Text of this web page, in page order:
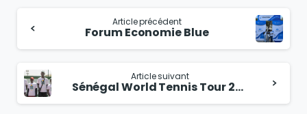
Article précédent
Forum Economie Blue
Article suivant
Sénégal World Tennis Tour 2025